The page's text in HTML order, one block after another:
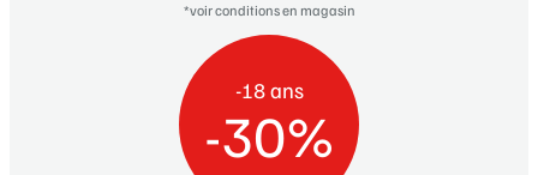
*voir conditions en magasin
-18 ans
-30%